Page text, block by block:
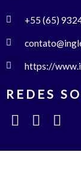
+55 (65)
https://
REDES